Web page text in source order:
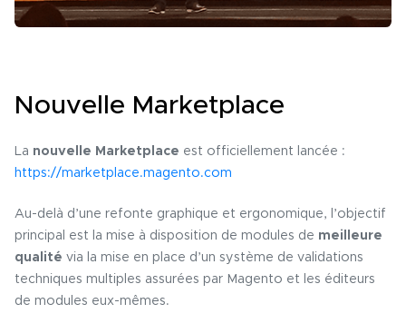
Nouvelle Marketplace
La nouvelle Marketplace est officiellement lancée :
https://marketplace.magento.com
Au-delà d’une refonte graphique et ergonomique, l’objectif
principal est la mise à disposition de modules de meilleure
qualité via la mise en place d’un système de validations
techniques multiples assurées par Magento et les éditeurs
de modules eux-mêmes.